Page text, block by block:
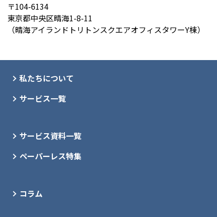
〒104-6134
東京都中央区晴海1-8-11
（晴海アイランドトリトンスクエアオフィスタワーY棟）
私たちについて
サービス一覧
サービス資料一覧
ペーパーレス特集
コラム